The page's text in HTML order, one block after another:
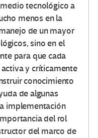
tecnológico a
menos en la
de un mayor
sino en el
para que cada
y críticamente
conocimiento
de algunas
implementación
del rol
del marco de